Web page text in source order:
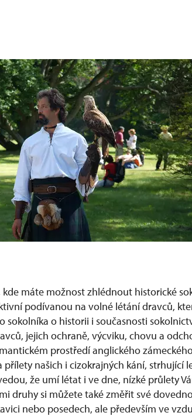
kde máte možnost zhlédnout historické
podívanou na volné létání dravců,
o historii i současnosti
jejich ochraně, výcviku, chovu a
prostředí anglického
našich i cizokrajných kání, strhující
že umí létat i ve dne, nízké průlety
druhy si můžete také změřit své
nebo posedech, ale především ve